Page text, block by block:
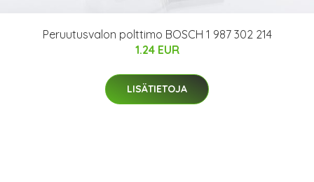
Peruutusvalon polttimo BOSCH 1 987 302 214
1.24 EUR
LISÄTIETOJA